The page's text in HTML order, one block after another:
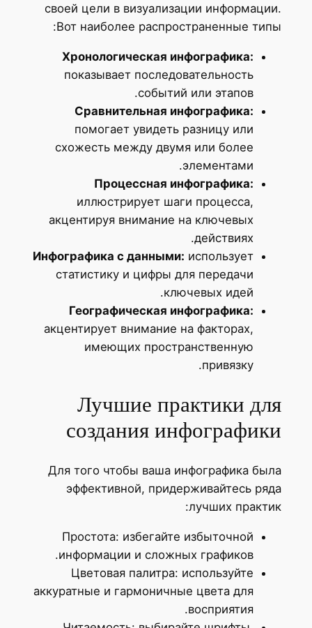
своей цели в визуализации информации.
Вот наиболее распространенные типы:
Хронологическая инфографика:
показывает последовательность
событий или этапов.
Сравнительная инфографика:
помогает увидеть разницу или
схожесть между двумя или более
элементами.
Процессная инфографика:
иллюстрирует шаги процесса,
акцентируя внимание на ключевых
действиях.
Инфографика с данными: использует
статистику и цифры для передачи
ключевых идей.
Географическая инфографика:
акцентирует внимание на факторах,
имеющих пространственную
привязку.
Лучшие практики для
создания инфографики
Для того чтобы ваша инфографика была
эффективной, придерживайтесь ряда
лучших практик:
Простота: избегайте избыточной
информации и сложных графиков.
Цветовая палитра: используйте
аккуратные и гармоничные цвета для
восприятия.